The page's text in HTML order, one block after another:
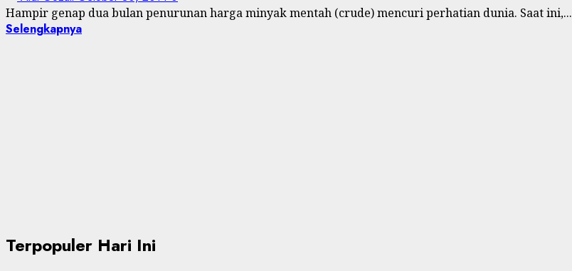
Hampir genap dua bulan penurunan harga minyak mentah (crude) mencuri perhatian dunia. Saat ini,...
Selengkapnya
Terpopuler Hari Ini